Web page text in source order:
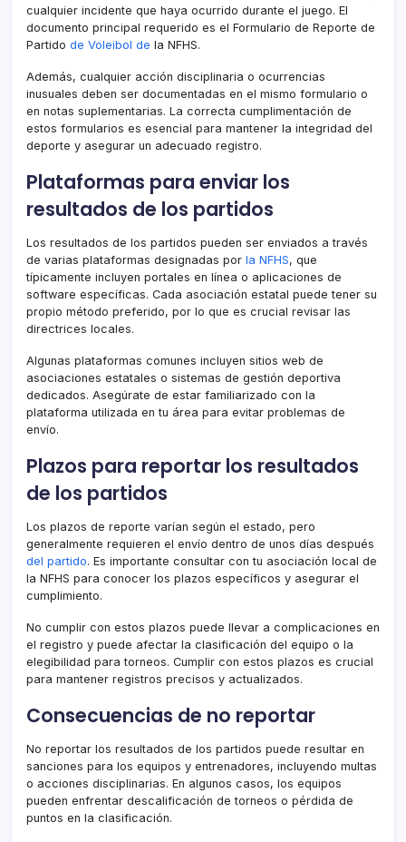
cualquier incidente que haya ocurrido durante el juego. El
documento principal requerido es el Formulario de Reporte de
Partido de Voleibol de la NFHS.
Además, cualquier acción disciplinaria o ocurrencias
inusuales deben ser documentadas en el mismo formulario o
en notas suplementarias. La correcta cumplimentación de
estos formularios es esencial para mantener la integridad del
deporte y asegurar un adecuado registro.
Plataformas para enviar los
resultados de los partidos
Los resultados de los partidos pueden ser enviados a través
de varias plataformas designadas por la NFHS, que
típicamente incluyen portales en línea o aplicaciones de
software específicas. Cada asociación estatal puede tener su
propio método preferido, por lo que es crucial revisar las
directrices locales.
Algunas plataformas comunes incluyen sitios web de
asociaciones estatales o sistemas de gestión deportiva
dedicados. Asegúrate de estar familiarizado con la
plataforma utilizada en tu área para evitar problemas de
envío.
Plazos para reportar los resultados
de los partidos
Los plazos de reporte varían según el estado, pero
generalmente requieren el envío dentro de unos días después
del partido. Es importante consultar con tu asociación local de
la NFHS para conocer los plazos específicos y asegurar el
cumplimiento.
No cumplir con estos plazos puede llevar a complicaciones en
el registro y puede afectar la clasificación del equipo o la
elegibilidad para torneos. Cumplir con estos plazos es crucial
para mantener registros precisos y actualizados.
Consecuencias de no reportar
No reportar los resultados de los partidos puede resultar en
sanciones para los equipos y entrenadores, incluyendo multas
o acciones disciplinarias. En algunos casos, los equipos
pueden enfrentar descalificación de torneos o pérdida de
puntos en la clasificación.